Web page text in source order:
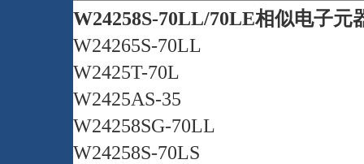
W24258S-70LL/70LE相似电子元
W24265S-70LL
W2425T-70L
W2425AS-35
W24258SG-70LL
W24258S-70LS